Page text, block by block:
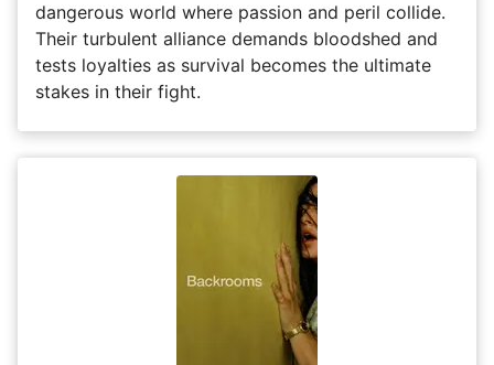
dangerous world where passion and peril collide.
Their turbulent alliance demands bloodshed and
tests loyalties as survival becomes the ultimate
stakes in their fight.